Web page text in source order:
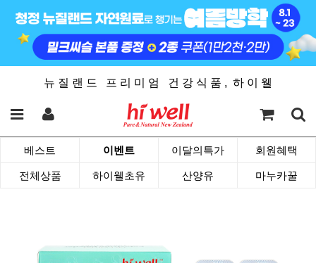
뉴 질 랜 드 프 리 미 엄 건 강 식 품 , 하 이 웰
베스트 이벤트 이달의특가 회원혜택
전체상품 하이웰초유 산양유 마누카꿀